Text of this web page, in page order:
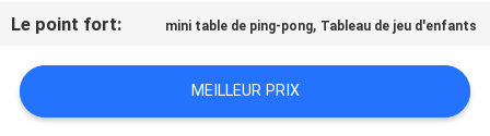
CONTACTER
Le point fort: mini table de ping-pong, Tableau de jeu d'enfants
MEILLEUR PRIX